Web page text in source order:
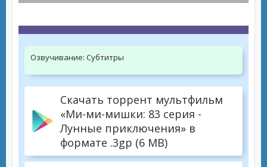
Озвучивание: Субтитры
Скачать торрент мультфильм
«Ми-ми-мишки: 83 серия -
Лунные приключения» в
формате .3gp (6 MB)